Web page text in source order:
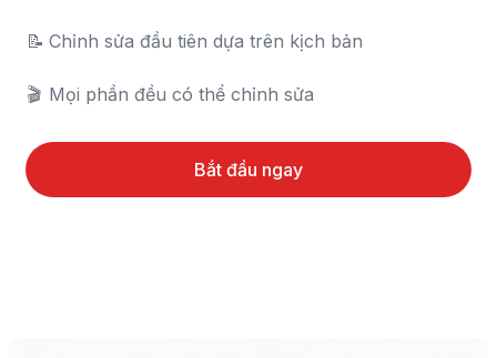
📝	Chỉnh sửa đầu tiên dựa trên kịch bản
🎬	Mọi phần đều có thể chỉnh sửa
Bắt đầu ngay